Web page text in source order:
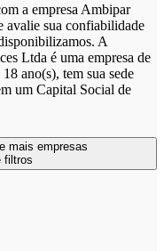
a empresa Ambipar
avalie sua confiabilidade
A
Ltda é uma empresa de
ano(s), tem sua sede
um Capital Social de